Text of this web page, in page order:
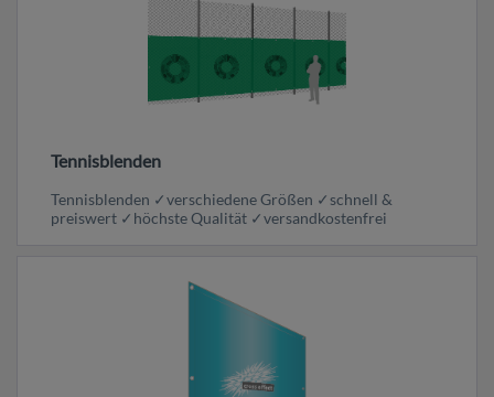
Tennisblenden
Tennisblenden ✓verschiedene Größen ✓schnell &
preiswert ✓höchste Qualität ✓versandkostenfrei